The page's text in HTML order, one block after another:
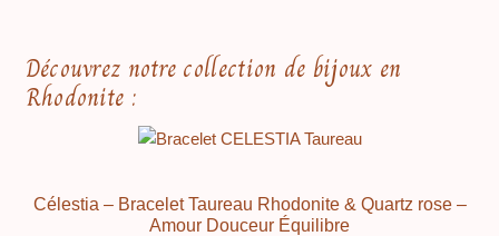
Découvrez notre collection de bijoux en
Rhodonite :
Célestia – Bracelet Taureau Rhodonite & Quartz rose –
Amour Douceur Équilibre